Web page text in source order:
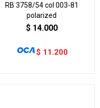
RB 3758/54 col 003-81
polarized
$ 14.000
$ 11.200